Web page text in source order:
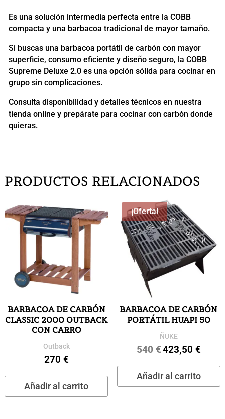
Es una solución intermedia perfecta entre la COBB
compacta y una barbacoa tradicional de mayor tamaño.
Si buscas una barbacoa portátil de carbón con mayor
superficie, consumo eficiente y diseño seguro, la COBB
Supreme Deluxe 2.0 es una opción sólida para cocinar en
grupo sin complicaciones.
Consulta disponibilidad y detalles técnicos en nuestra
tienda online y prepárate para cocinar con carbón donde
quieras.
PRODUCTOS RELACIONADOS
BARBACOA DE CARBÓN
CLASSIC 2000 OUTBACK
CON CARRO
Outback
270 €
Añadir al carrito
¡Oferta!
BARBACOA DE CARBÓN
PORTÁTIL HUAPI 50
ÑUKE
540€El
original
era:
423,50 €El
actual
es:
Añadir al carrito